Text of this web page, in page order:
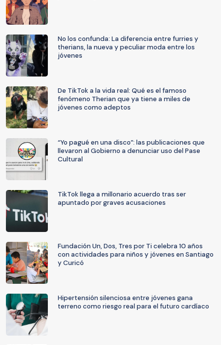
No los confunda: La diferencia entre furries y
therians, la nueva y peculiar moda entre los
jóvenes
De TikTok a la vida real: Qué es el famoso
fenómeno Therian que ya tiene a miles de
jóvenes como adeptos
“Yo pagué en una disco”: las publicaciones que
llevaron al Gobierno a denunciar uso del Pase
Cultural
TikTok llega a millonario acuerdo tras ser
apuntado por graves acusaciones
Fundación Un, Dos, Tres por Ti celebra 10 años
con actividades para niños y jóvenes en Santiago
y Curicó
Hipertensión silenciosa entre jóvenes gana
terreno como riesgo real para el futuro cardíaco